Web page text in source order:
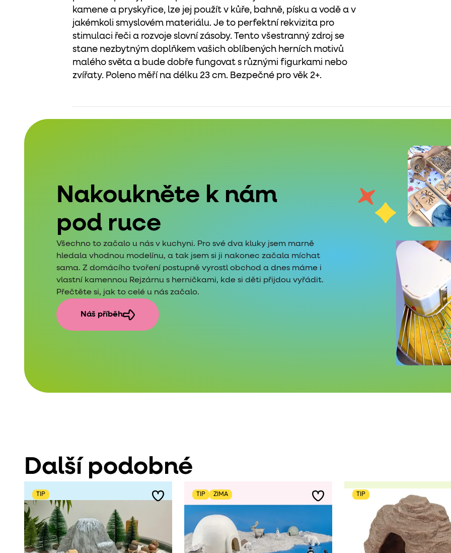
kamene a pryskyřice, lze jej použít v kůře, bahně, písku a vodě a v
jakémkoli smyslovém materiálu. Je to perfektní rekvizita pro
stimulaci řeči a rozvoje slovní zásoby. Tento všestranný zdroj se
stane nezbytným doplňkem vašich oblíbených herních motivů
malého světa a bude dobře fungovat s různými figurkami nebo
zvířaty. Poleno měří na délku 23 cm. Bezpečné pro věk 2+.
Nakoukněte k nám
pod ruce
Všechno to začalo u nás v kuchyni. Pro své dva kluky jsem marně
hledala vhodnou modelínu, a tak jsem si ji nakonec začala míchat
sama. Z domácího tvoření postupně vyrostl obchod a dnes máme i
vlastní kamennou Rejzárnu s herničkami, kde si děti přijdou vyřádit.
Přečtěte si, jak to celé u nás začalo.
Náš příběh
Další podobné
TIP TIP ZIMA TIP